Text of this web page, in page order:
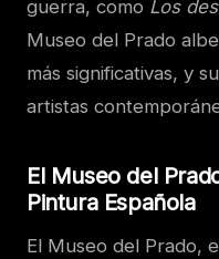
guerra, como Los
Museo del Prado
más significativas, y
artistas
El Museo del
Pintura Española
El Museo del Prado,